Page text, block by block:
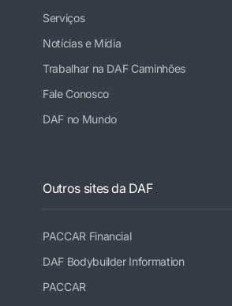
Serviços
Notícias e Mídia
Trabalhar na DAF Caminhões
Fale Conosco
DAF no Mundo
Outros sites da DAF
PACCAR Financial
DAF Bodybuilder Information
PACCAR